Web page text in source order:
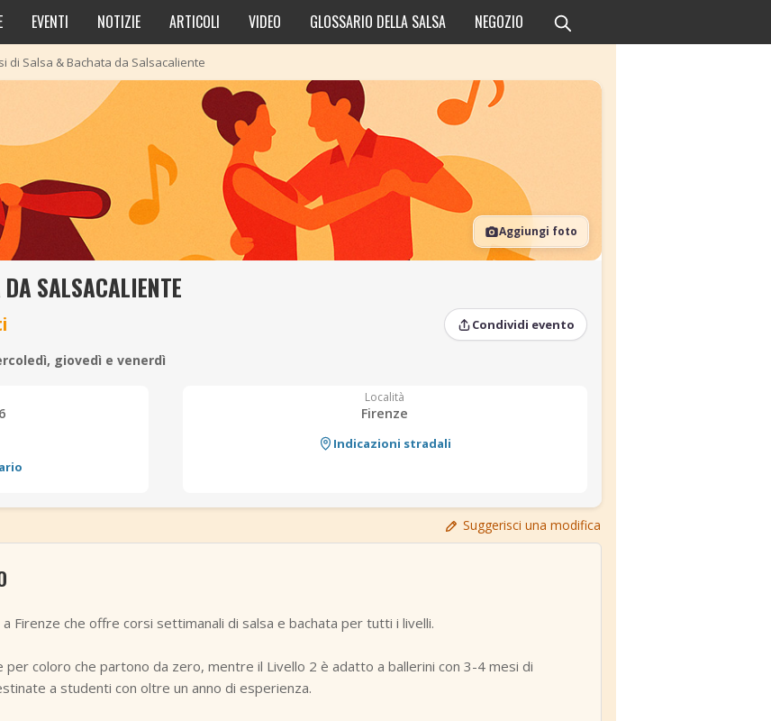
EVENTI NOTIZIE ARTICOLI VIDEO GLOSSARIO DELLA SALSA NEGOZIO
di Salsa & Bachata da Salsacaliente
Aggiungi foto
SALSACALIENTE
Condividi evento
giovedì e venerdì
Località
Firenze
Indicazioni stradali
Suggerisci una modifica
Firenze che offre corsi settimanali di salsa e bachata per tutti i livelli.
coloro che partono da zero, mentre il Livello 2 è adatto a ballerini con 3-4 mesi di
a studenti con oltre un anno di esperienza.